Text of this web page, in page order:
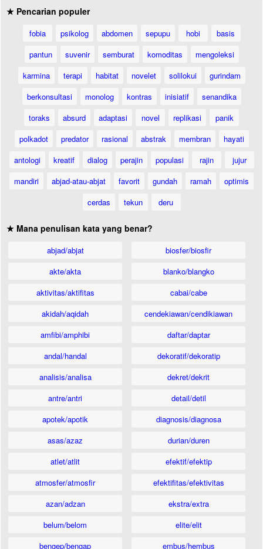
★ Pencarian populer
fobia psikolog abdomen sepupu hobi
basis
pantun
suvenir semburat komoditas
mengoleksi
karmina
terapi habitat novelet solilokui
gurindam
berkonsultasi
monolog kontras inisiatif
senandika
toraks
absurd adaptasi novel replikasi
panik
polkadot
predator rasional abstrak membran
hayati
antologi
kreatif dialog perajin populasi rajin
jujur
mandiri
abjad-atau-abjat favorit gundah ramah
optimis
cerdas
tekun deru
★ Mana penulisan kata yang benar?
abjad/abjat
akte/akta
aktivitas/aktifitas
akidah/aqidah
amfibi/amphibi
andal/handal
analisis/analisa
antre/antri
apotek/apotik
asas/azaz
atlet/atlit
atmosfer/atmosfir
azan/adzan
belum/belom
bengep/bengap
biosfer/biosfir
blanko/blangko
cabai/cabe
cendekiawan/cendikiawan
daftar/daptar
dekoratif/dekoratip
dekret/dekrit
detail/detil
diagnosis/diagnosa
durian/duren
efektif/efektip
efektifitas/efektivitas
ekstra/extra
elite/elit
embus/hembus